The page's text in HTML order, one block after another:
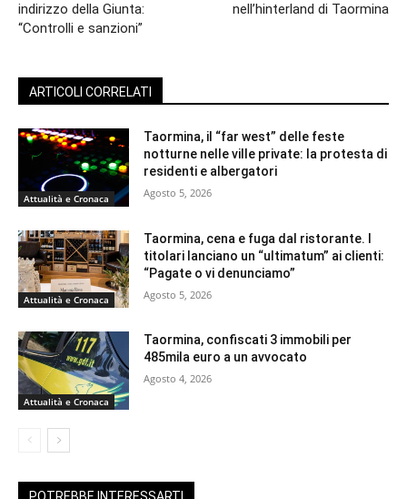
indirizzo della Giunta:
“Controlli e sanzioni”
nell’hinterland di Taormina
ARTICOLI CORRELATI
Attualità e Cronaca
Taormina, il “far west” delle feste
notturne nelle ville private: la protesta di
residenti e albergatori
Agosto 5, 2026
Attualità e Cronaca
Taormina, cena e fuga dal ristorante. I
titolari lanciano un “ultimatum” ai clienti:
“Pagate o vi denunciamo”
Agosto 5, 2026
Attualità e Cronaca
Taormina, confiscati 3 immobili per
485mila euro a un avvocato
Agosto 4, 2026